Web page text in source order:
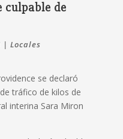
culpable de
| Locales
se declaró
tráfico de kilos de
interina Sara Miron